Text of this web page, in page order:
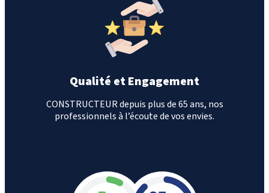
Qualité et Engagement
CONSTRUCTEUR depuis plus de 65 ans, nos
professionnels à l’écoute de vos envies.